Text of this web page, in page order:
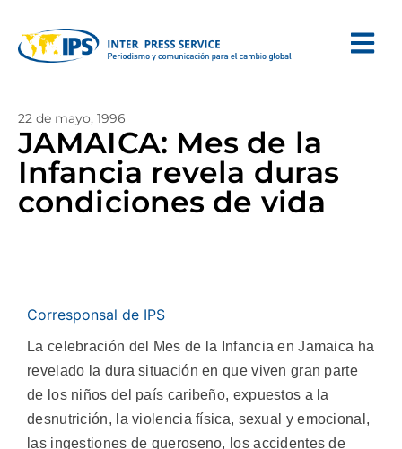
22 de mayo, 1996
JAMAICA: Mes de la
Infancia revela duras
condiciones de vida
Corresponsal de IPS
La celebración del Mes de la Infancia en Jamaica ha
revelado la dura situación en que viven gran parte
de los niños del país caribeño, expuestos a la
desnutrición, la violencia física, sexual y emocional,
las ingestiones de queroseno, los accidentes de